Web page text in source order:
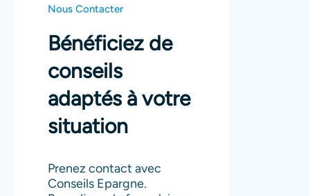
Nous Contacter
Bénéficiez de
conseils
adaptés à votre
situation
Prenez contact avec
Conseils Epargne.